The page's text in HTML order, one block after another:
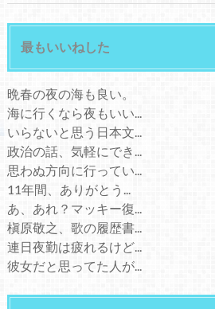
最もいいねした
晩春の夜の海も良い。
海に行くなら夜もいい...
いらないと思う日本文...
政治の話、気軽にでき...
思わぬ方向に行ってい...
11年間、ありがとう...
あ、あれ？マッキー復...
槇原敬之、歌の履歴書...
連日夜勤は疲れるけど...
彼女だと思ってた人が...